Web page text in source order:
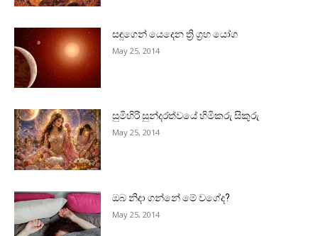
සඳුගෙන් යෙදෙන ත්‍රි ග්‍රහ යෝග
May 25, 2014
සුමිහිරි සුන්දරත්වයේ හිමිකරු සිකුරු
May 25, 2014
ඔබ නිදා ගන්නේ මේ වගේද?
May 25, 2014